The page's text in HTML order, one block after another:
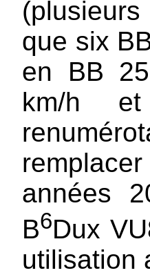
que six
en BB
km/h et
années
B6Dux
utilisation